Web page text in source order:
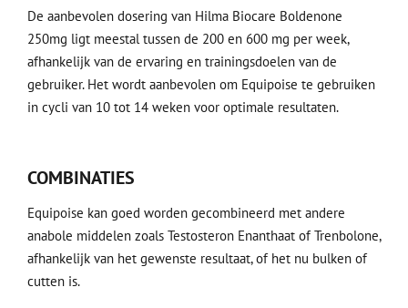
De aanbevolen dosering van Hilma Biocare Boldenone
250mg ligt meestal tussen de 200 en 600 mg per week,
afhankelijk van de ervaring en trainingsdoelen van de
gebruiker. Het wordt aanbevolen om Equipoise te gebruiken
in cycli van 10 tot 14 weken voor optimale resultaten.
COMBINATIES
Equipoise kan goed worden gecombineerd met andere
anabole middelen zoals Testosteron Enanthaat of Trenbolone,
afhankelijk van het gewenste resultaat, of het nu bulken of
cutten is.